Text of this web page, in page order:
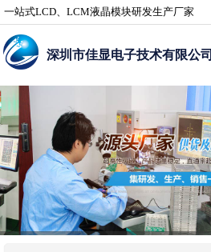
一站式LCD、LCM液晶模块研发生产厂家
深圳市佳显电子技术有限公司